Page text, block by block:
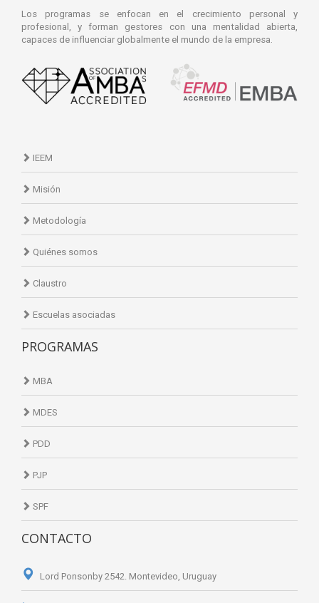
Los programas se enfocan en el crecimiento personal y
profesional, y forman gestores con una mentalidad abierta,
capaces de influenciar globalmente el mundo de la empresa.
IEEM
Misión
Metodología
Quiénes somos
Claustro
Escuelas asociadas
PROGRAMAS
MBA
MDES
PDD
PJP
SPF
CONTACTO
Lord Ponsonby 2542. Montevideo, Uruguay